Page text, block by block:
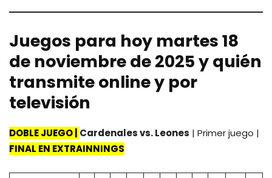
Juegos para hoy martes 18
de noviembre de 2025 y quién
transmite online y por
televisión
DOBLE JUEGO | Cardenales vs. Leones | Primer juego |
FINAL EN EXTRAINNINGS